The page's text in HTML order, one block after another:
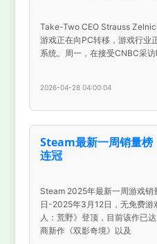
Take-Two CEO Strauss
游戏正在向PC转移，游戏行业
系统。周一，在接受CNBC采
2026-04-28 04:00:04
Steam最新一周销量榜
连冠
Steam 2025年最新一周游戏
日-2025年3月12日，无免费游
人：荒野》登顶，目前该作已
商新作《双影奇境》以及